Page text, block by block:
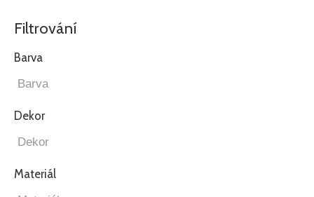
Filtrování
Barva
Dekor
Materiál